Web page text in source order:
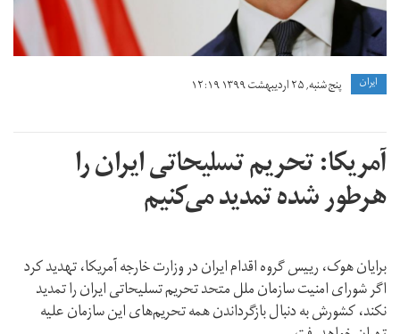
ايران پنج شنبه, ۲۵ اردیبهشت ۱۳۹۹ ۱۲:۱۹
آمریکا: تحریم‌ تسلیحاتی ایران را
هرطور شده تمدید می‌کنیم
برایان هوک،‌ رییس گروه اقدام ایران در وزارت خارجه آمریکا،‌ تهدید کرد
اگر شورای امنیت سازمان ملل متحد تحریم تسلیحاتی ایران را تمدید
نکند،‌ کشورش به دنبال بازگرداندن همه تحریم‌های این سازمان علیه